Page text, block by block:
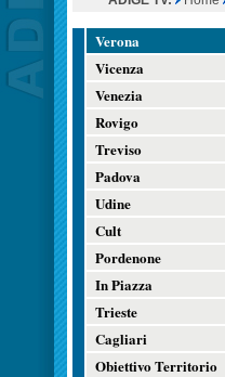
Verona
Vicenza
Venezia
Rovigo
Treviso
Padova
Udine
Cult
Pordenone
In Piazza
Trieste
Cagliari
Obiettivo Territorio